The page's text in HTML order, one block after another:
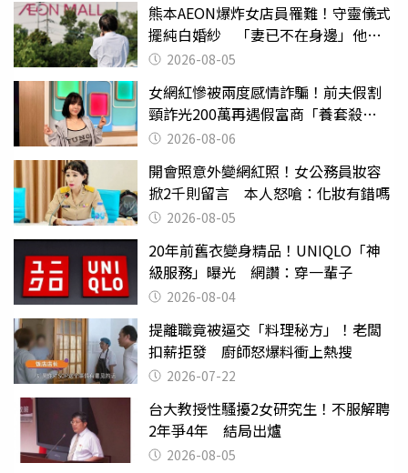
熊本AEON爆炸女店員罹難！守靈儀式
擺純白婚紗 「妻已不在身邊」他淚
喊：無法想像
2026-08-05
女網紅慘被兩度感情詐騙！前夫假割
頸詐光200萬再遇假富商「養套殺
2000萬」
2026-08-06
開會照意外變網紅照！女公務員妝容
掀2千則留言 本人怒嗆：化妝有錯嗎
2026-08-05
20年前舊衣變身精品！UNIQLO「神
級服務」曝光 網讚：穿一輩子
2026-08-04
提離職竟被逼交「料理秘方」！老闆
扣薪拒發 廚師怒爆料衝上熱搜
2026-07-22
台大教授性騷擾2女研究生！不服解聘
2年爭4年 結局出爐
2026-08-05